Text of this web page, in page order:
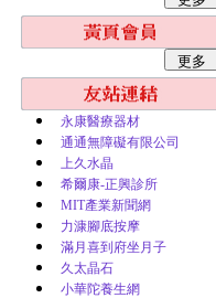
永康醫療器材
通通無障礙有限公司
上久水晶
希爾康-正興診所
MIT產業新聞網
力漮腳底按摩
滿月喜到府坐月子
久太晶石
小華陀養生網